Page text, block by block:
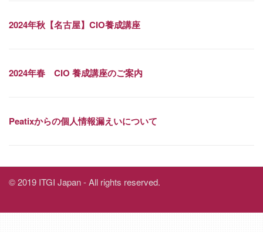
2024年秋【名古屋】CIO養成講座
2024年春 CIO 養成講座のご案内
Peatixからの個人情報漏えいについて
© 2019 ITGI Japan - All rights reserved.